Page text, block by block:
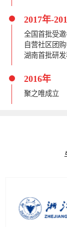
2017年-
全国首批受
自营社区团
湖南首批研
2016年
聚之唯成立